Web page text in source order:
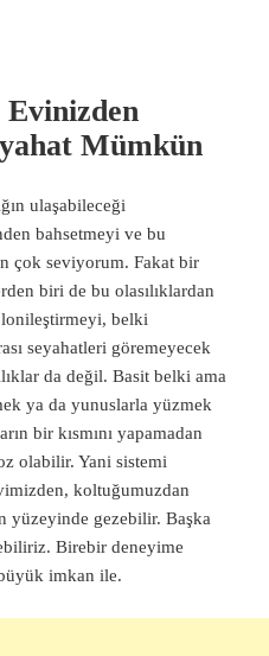
Mümkün
ulaşabileceği
bahsetmeyi ve bu
çok seviyorum. Fakat bir
biri de bu olasılıklardan
belki
seyahatleri göremeyecek
da değil. Basit belki ama
ya da yunuslarla yüzmek
bir kısmını yapamadan
olabilir. Yani sistemi
koltuğumuzdan
yüzeyinde gezebilir. Başka
Birebir deneyime
imkan ile.